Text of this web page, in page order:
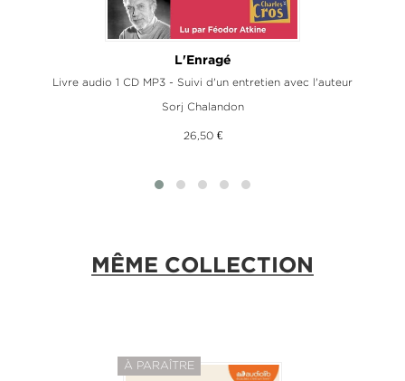
L'Enragé
Livre audio 1 CD MP3 - Suivi d'un entretien avec l'auteur
Sorj Chalandon
26,50 €
MÊME COLLECTION
À PARAÎTRE